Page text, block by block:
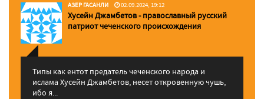
АЗЕР ГАСАНЛИ 02.09.2024, 19:12
Хусейн Джамбетов - православный русский
патриот чеченского происхождения
Типы как ентот предатель чеченского народа и
ислама Хусейн Джамбетов, несет откровенную чушь,
ибо я...